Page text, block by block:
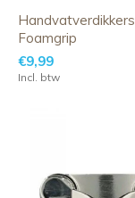
Handvatverdikkers
Foamgrip
€9,99
Incl. btw